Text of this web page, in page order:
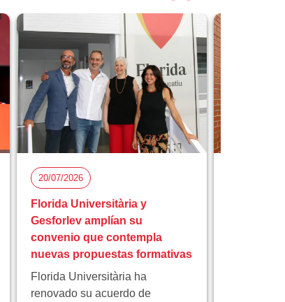
20/07/2026
Florida Universitària y
Gesforlev amplían su
convenio que contempla
nuevas propuestas formativas
Florida Universitària ha
renovado su acuerdo de